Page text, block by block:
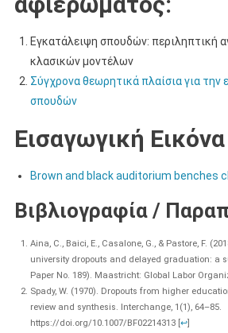
Εγκατάλειψη σπουδών: περιληπτική
κλασικών μοντέλων
Σύγχρονα θεωρητικά πλαίσια για την
σπουδών
Εισαγωγική Εικόνα
Brown and black auditorium benches
Βιβλιογραφία /
Aina, C., Baici, E., Casalone, G., & Pastore, F.
university dropouts and delayed graduation: a
Paper No. 189). Maastricht: Global Labor
Spady, W. (1970). Dropouts from higher
review and synthesis. Interchange, 1(1), 64–85.
https://doi.org/10.1007/BF02214313 ↩]